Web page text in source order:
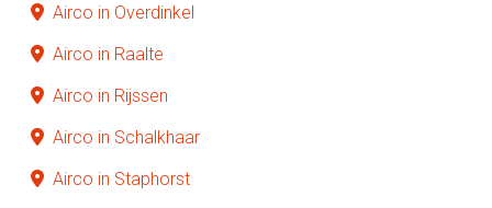
Airco in Overdinkel
Airco in Raalte
Airco in Rijssen
Airco in Schalkhaar
Airco in Staphorst